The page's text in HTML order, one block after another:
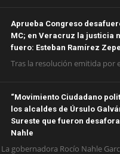
Aprueba Congreso
MC; en Veracruz la justicia
fuero: Esteban Ramírez
Tras la resolución emitida por
“Movimiento Ciudadano
los alcaldes de Úrsulo
Sureste que fueron
Nahle
La gobernadora Rocío Nahle